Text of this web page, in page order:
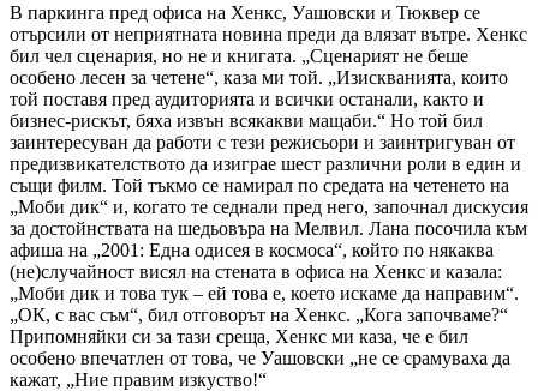
В паркинга пред офиса на Хенкс, Уашовски и Тюквер се
отърсили от неприятната новина преди да влязат вътре. Хенкс
бил чел сценария, но не и книгата. „Сценарият не беше
особено лесен за четене“, каза ми той. „Изискванията, които
той поставя пред аудиторията и всички останали, както и
бизнес-рискът, бяха извън всякакви мащаби.“ Но той бил
заинтересуван да работи с тези режисьори и заинтригуван от
предизвикателството да изиграе шест различни роли в един и
същи филм. Той тъкмо се намирал по средата на четенето на
„Моби дик“ и, когато те седнали пред него, започнал дискусия
за достойнствата на шедьовъра на Мелвил. Лана посочила към
афиша на „2001: Една одисея в космоса“, който по някаква
(не)случайност висял на стената в офиса на Хенкс и казала:
„Моби дик и това тук – ей това е, което искаме да направим“.
„ОК, с вас съм“, бил отговорът на Хенкс. „Кога започваме?“
Припомняйки си за тази среща, Хенкс ми каза, че е бил
особено впечатлен от това, че Уашовски „не се срамуваха да
кажат, „Ние правим изкуство!“